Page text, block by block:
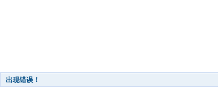
出现错误！